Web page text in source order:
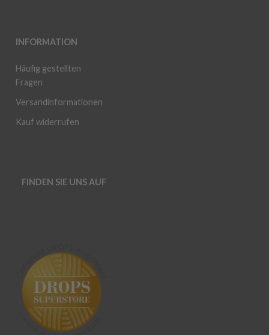
INFORMATION
Häufig gestellten
Fragen
Versandinformationen
Kauf widerrufen
FINDEN SIE UNS AUF